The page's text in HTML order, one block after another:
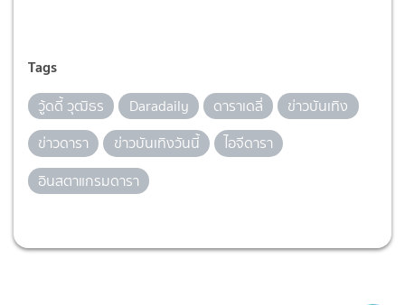
Tags
วู้ดดี้ วุฒิธร Daradaily ดาราเดลี่
ข่าวบันเทิง
ข่าวดารา
ข่าวบันเทิงวันนี้
ไอจีดารา
อินสตาแกรมดารา